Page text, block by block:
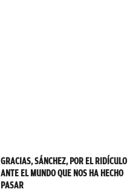
GRACIAS, SÁNCHEZ, POR EL RIDÍCULO
ANTE EL MUNDO QUE NOS HA HECHO
PASAR